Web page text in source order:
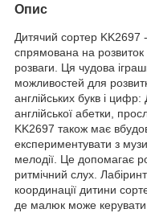
Опис
Дитячий сортер KK2697 -
спрямована на розвиток
розваги. Ця чудова
можливостей для
англійських букв і
англійської абетки,
KK2697 також має
експериментувати з
мелодії. Це допомагає
ритмічний слух.
координації дитини
де малюк може